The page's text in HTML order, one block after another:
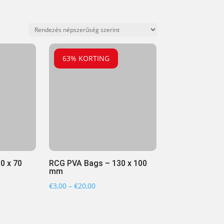
x 70
63% KORTING
RCG PVA Bags – 130 x 100
mm
€3,00 – €20,00Ártartomány: